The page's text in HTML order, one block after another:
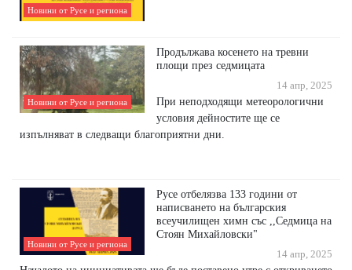
Новини от Русе и региона
Новини от Русе и региона
Продължава косенето на тревни
площи през седмицата
14 апр, 2025
При неподходящи метеорологични
условия дейностите ще се
изпълняват в следващи благоприятни дни.
Новини от Русе и региона
Русе отбелязва 133 години от
написването на българския
всеучилищен химн със ,,Седмица на
Стоян Михайловски"
14 апр, 2025